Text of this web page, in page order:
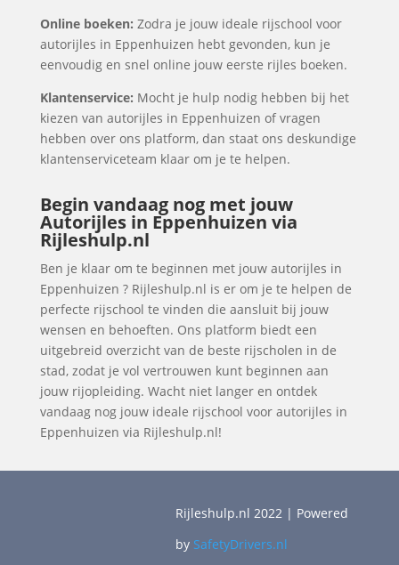
Online boeken: Zodra je jouw ideale rijschool voor
autorijles in Eppenhuizen hebt gevonden, kun je
eenvoudig en snel online jouw eerste rijles boeken.
Klantenservice: Mocht je hulp nodig hebben bij het
kiezen van autorijles in Eppenhuizen of vragen
hebben over ons platform, dan staat ons deskundige
klantenserviceteam klaar om je te helpen.
Begin vandaag nog met jouw
Autorijles in Eppenhuizen via
Rijleshulp.nl
Ben je klaar om te beginnen met jouw autorijles in
Eppenhuizen ? Rijleshulp.nl is er om je te helpen de
perfecte rijschool te vinden die aansluit bij jouw
wensen en behoeften. Ons platform biedt een
uitgebreid overzicht van de beste rijscholen in de
stad, zodat je vol vertrouwen kunt beginnen aan
jouw rijopleiding. Wacht niet langer en ontdek
vandaag nog jouw ideale rijschool voor autorijles in
Eppenhuizen via Rijleshulp.nl!
Rijleshulp.nl 2022 | Powered
by SafetyDrivers.nl